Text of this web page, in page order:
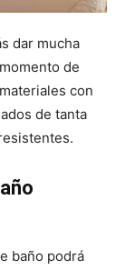
dar mucha
de
con
de tanta
baño podrá